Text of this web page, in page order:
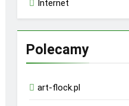
Internet
Polecamy
art-flock.pl